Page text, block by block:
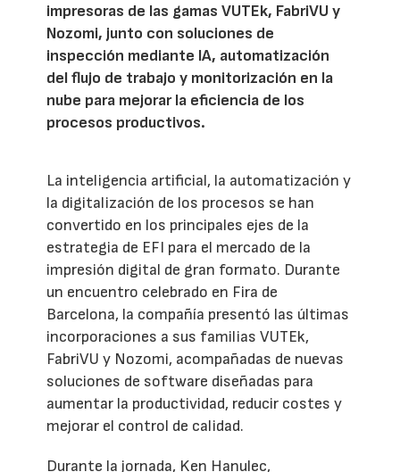
impresoras de las gamas VUTEk, FabriVU y
Nozomi, junto con soluciones de
inspección mediante IA, automatización
del flujo de trabajo y monitorización en la
nube para mejorar la eficiencia de los
procesos productivos.
La inteligencia artificial, la automatización y
la digitalización de los procesos se han
convertido en los principales ejes de la
estrategia de EFI para el mercado de la
impresión digital de gran formato. Durante
un encuentro celebrado en Fira de
Barcelona, la compañía presentó las últimas
incorporaciones a sus familias VUTEk,
FabriVU y Nozomi, acompañadas de nuevas
soluciones de software diseñadas para
aumentar la productividad, reducir costes y
mejorar el control de calidad.
Durante la jornada, Ken Hanulec,